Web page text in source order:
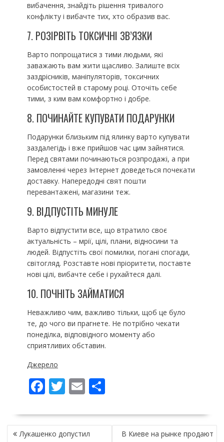
вибачення, знайдіть рішення тривалого
конфлікту і вибачте тих, хто образив вас.
7. РОЗІРВІТЬ ТОКСИЧНІ ЗВ’ЯЗКИ
Варто попрощатися з тими людьми, які
заважають вам жити щасливо. Залиште всіх
заздрісників, маніпуляторів, токсичних
особистостей в старому році. Оточіть себе
тими, з ким вам комфортно і добре.
8. ПОЧИНАЙТЕ КУПУВАТИ ПОДАРУНКИ
Подарунки близьким під ялинку варто купувати
заздалегідь і вже прийшов час цим зайнятися.
Перед святами починаються розпродажі, а при
замовленні через Інтернет доведеться почекати
доставку. Напередодні свят пошти
перевантажені, магазини теж.
9. ВІДПУСТІТЬ МИНУЛЕ
Варто відпустити все, що втратило своє
актуальність – мрії, цілі, плани, відносини та
людей. Відпустіть свої помилки, погані спогади,
світогляд. Розставте нові пріоритети, поставте
нові цілі, вибачте себе і рухайтеся далі.
10. ПОЧНІТЬ ЗАЙМАТИСЯ
Неважливо чим, важливо тільки, щоб це було
те, до чого ви прагнете. Не потрібно чекати
понеділка, відповідного моменту або
сприятливих обставин.
Джерело
F
e
b
T
itt
er
E
ai
l
П
ді
НАВІГАЦІЯ
Лукашенко допустил
В Киеве на рынке продают